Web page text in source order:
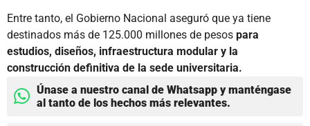
Entre tanto, el Gobierno Nacional aseguró que ya tiene
destinados más de 125.000 millones de pesos para
estudios, diseños, infraestructura modular y la
construcción definitiva de la sede universitaria.
Únase a nuestro canal de Whatsapp y manténgase
al tanto de los hechos más relevantes.